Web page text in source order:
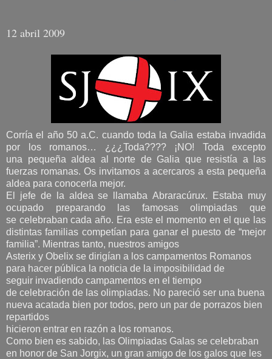
12 abril 2009
Corría el año 50 a.C. cuando toda la Galia estaba invadida
por los romanos… ¿¿¿Toda???? ¡NO! Toda excepto
una pequeña aldea al norte de Galia que resistía a las
fuerzas romanas. Os invitamos a acercaros a esta pequeña
aldea para conocerla mejor.
El jefe de la aldea se llamaba Abraracúrux. Estaba muy
ocupado preparando las famosas olimpiadas que
se celebraban cada año. Era este el momento en el que las
distintas familias competían para ganar el puesto de “mejor
familia”. Mientras tanto, nuestros amigos
Asterix y Obelix se dirigían a los campamentos Romanos
para hacer pública la noticia de la imposibilidad de
seguir invadiendo campamentos en el tiempo
de celebración de las olimpiadas. No pareció ser una buena
nueva acatada bien por todos, pero un par de porrazos bien
repartidos
hicieron entrar en razón a los romanos.
Como bien es sabido, las Olimpiadas Galas se celebraban
en honor de San Jorgix, un gran amigo de los galos que les